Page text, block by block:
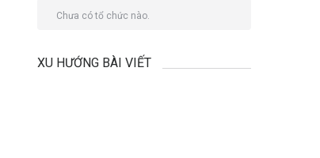
Chưa có tổ chức nào.
XU HƯỚNG BÀI VIẾT